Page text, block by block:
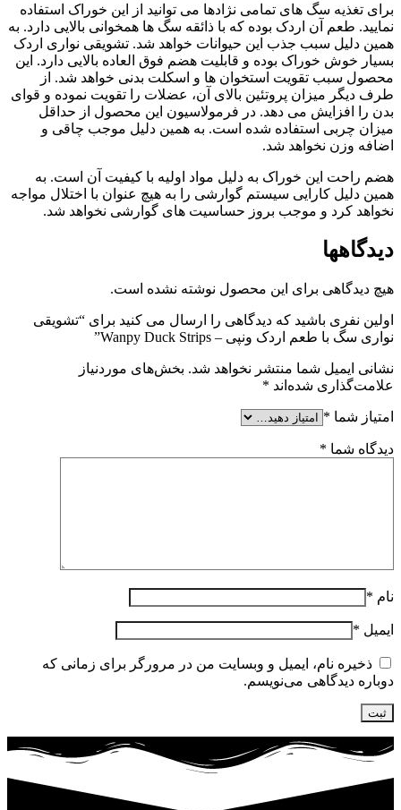
برای تغذیه سگ های تمامی نژادها می توانید از این خوراک استفاده
نمایید. طعم آن اردک بوده که با ذائقه سگ ها همخوانی بالایی دارد. به
همین دلیل سبب جذب این حیوانات خواهد شد. تشویقی نواری اردک
بسیار خوش خوراک بوده و قابلیت هضم فوق العاده بالایی دارد. این
محصول سبب تقویت استخوان ها و اسکلت بدنی خواهد شد. از
طرف دیگر میزان پروتئین بالای آن، عضلات را تقویت نموده و قوای
بدن را افزایش می دهد. در فرمولاسیون این محصول از حداقل
میزان چربی استفاده شده است. به همین دلیل موجب چاقی و
اضافه وزن نخواهد شد.
هضم راحت این خوراک به دلیل مواد اولیه با کیفیت آن است. به
همین دلیل کارایی سیستم گوارشی را به هیچ عنوان با اختلال مواجه
نخواهد کرد و موجب بروز حساسیت های گوارشی نخواهد شد.
دیدگاهها
هیچ دیدگاهی برای این محصول نوشته نشده است.
اولین نفری باشید که دیدگاهی را ارسال می کنید برای “تشویقی
نواری سگ با طعم اردک ونپی – Wanpy Duck Strips”
نشانی ایمیل شما منتشر نخواهد شد. بخش‌های موردنیاز
علامت‌گذاری شده‌اند *
امتیاز شما *
دیدگاه شما *
نام *
ایمیل *
ذخیره نام، ایمیل و وبسایت من در مرورگر برای زمانی که
دوباره دیدگاهی می‌نویسم.